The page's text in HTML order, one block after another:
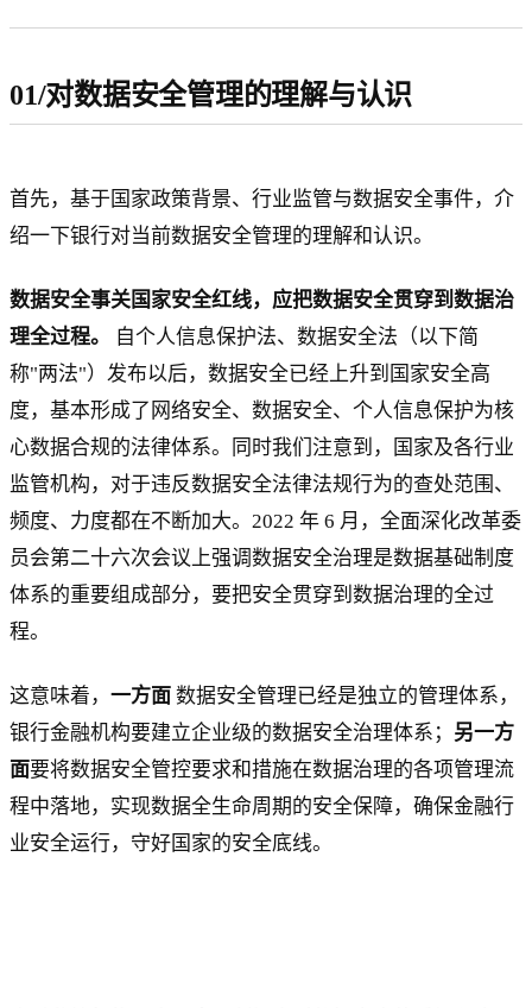
01/对数据安全管理的理解与认识
首先，基于国家政策背景、行业监管与数据安全事件，介
绍一下银行对当前数据安全管理的理解和认识。
数据安全事关国家安全红线，应把数据安全贯穿到数据治
理全过程。
自个人信息保护法、数据安全法（以下简
称"两法"）发布以后，数据安全已经上升到国家安全高
度，基本形成了网络安全、数据安全、个人信息保护为核
心数据合规的法律体系。同时我们注意到，国家及各行业
监管机构，对于违反数据安全法律法规行为的查处范围、
频度、力度都在不断加大。2022 年 6 月，全面深化改革委
员会第二十六次会议上强调数据安全治理是数据基础制度
体系的重要组成部分，要把安全贯穿到数据治理的全过
程。
这意味着， 一方面 数据安全管理已经是独立的管理体系，
银行金融机构要建立企业级的数据安全治理体系； 另一方
面要将数据安全管控要求和措施在数据治理的各项管理流
程中落地，实现数据全生命周期的安全保障，确保金融行
业安全运行，守好国家的安全底线。